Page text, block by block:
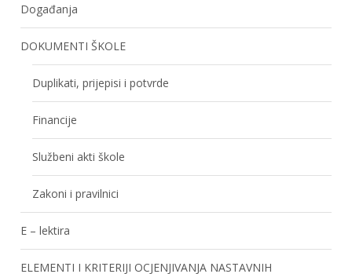
Događanja
DOKUMENTI ŠKOLE
Duplikati, prijepisi i potvrde
Financije
Službeni akti škole
Zakoni i pravilnici
E – lektira
ELEMENTI I KRITERIJI OCJENJIVANJA NASTAVNIH